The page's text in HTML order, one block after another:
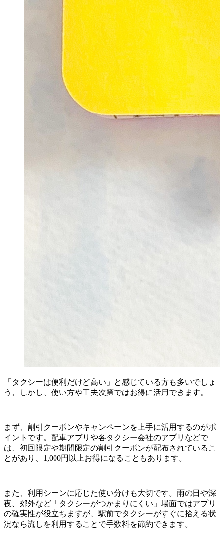
「タクシーは便利だけど高い」と感じている方も多いでしょ
う。しかし、使い方や工夫次第ではお得に活用できます。
まず、割引クーポンやキャンペーンを上手に活用するのがポ
イントです。配車アプリや各タクシー会社のアプリなどで
は、初回限定や期間限定の割引クーポンが配布されているこ
とがあり、1,000円以上お得になることもあります。
また、利用シーンに応じた使い分けも大切です。雨の日や深
夜、郊外など「タクシーがつかまりにくい」場面ではアプリ
の確実性が役立ちますが、駅前でタクシーがすぐに拾える状
況なら流しを利用することで手数料を節約できます。